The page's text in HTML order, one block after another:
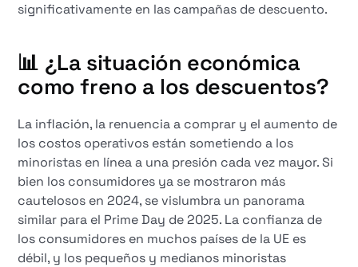
significativamente en las campañas de descuento.
📊 ¿La situación económica
como freno a los descuentos?
La inflación, la renuencia a comprar y el aumento de
los costos operativos están sometiendo a los
minoristas en línea a una presión cada vez mayor. Si
bien los consumidores ya se mostraron más
cautelosos en 2024, se vislumbra un panorama
similar para el Prime Day de 2025. La confianza de
los consumidores en muchos países de la UE es
débil, y los pequeños y medianos minoristas